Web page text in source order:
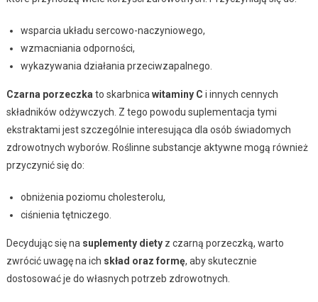
wsparcia układu sercowo-naczyniowego,
wzmacniania odporności,
wykazywania działania przeciwzapalnego.
Czarna porzeczka to skarbnica witaminy C i innych cennych
składników odżywczych. Z tego powodu suplementacja tymi
ekstraktami jest szczególnie interesująca dla osób świadomych
zdrowotnych wyborów. Roślinne substancje aktywne mogą również
przyczynić się do:
obniżenia poziomu cholesterolu,
ciśnienia tętniczego.
Decydując się na suplementy dietyz czarną porzeczką, warto
zwrócić uwagę na ich skład oraz formę, aby skutecznie
dostosować je do własnych potrzeb zdrowotnych.